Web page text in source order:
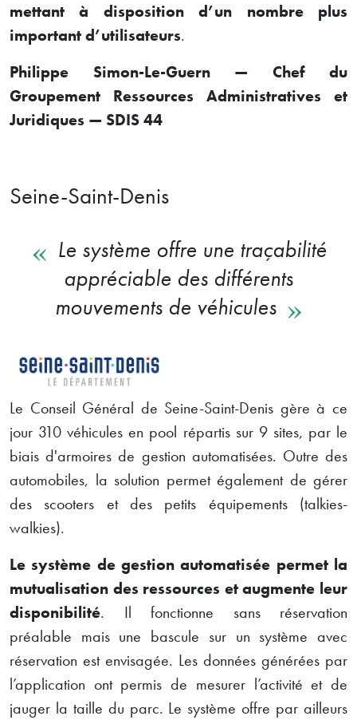
mettant à disposition d’un nombre plus
important d’utilisateurs.
Philippe Simon-Le-Guern — Chef du
Groupement Ressources Administratives et
Juridiques — SDIS 44
Seine-Saint-Denis
Le système offre une traçabilité
appréciable des différents
mouvements de véhicules
Le Conseil Général de Seine-Saint-Denis gère à ce
jour 310 véhicules en pool répartis sur 9 sites, par le
biais d'armoires de gestion automatisées. Outre des
automobiles, la solution permet également de gérer
des scooters et des petits équipements (talkies-
walkies).
Le système de gestion automatisée permet la
mutualisation des ressources et augmente leur
disponibilité. Il fonctionne sans réservation
préalable mais une bascule sur un système avec
réservation est envisagée. Les données générées par
l’application ont permis de mesurer l’activité et de
jauger la taille du parc. Le système offre par ailleurs